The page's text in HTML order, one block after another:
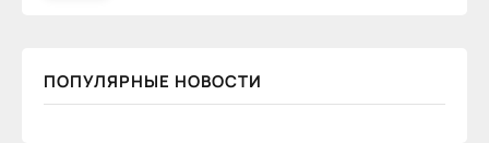
ПОПУЛЯРНЫЕ НОВОСТИ